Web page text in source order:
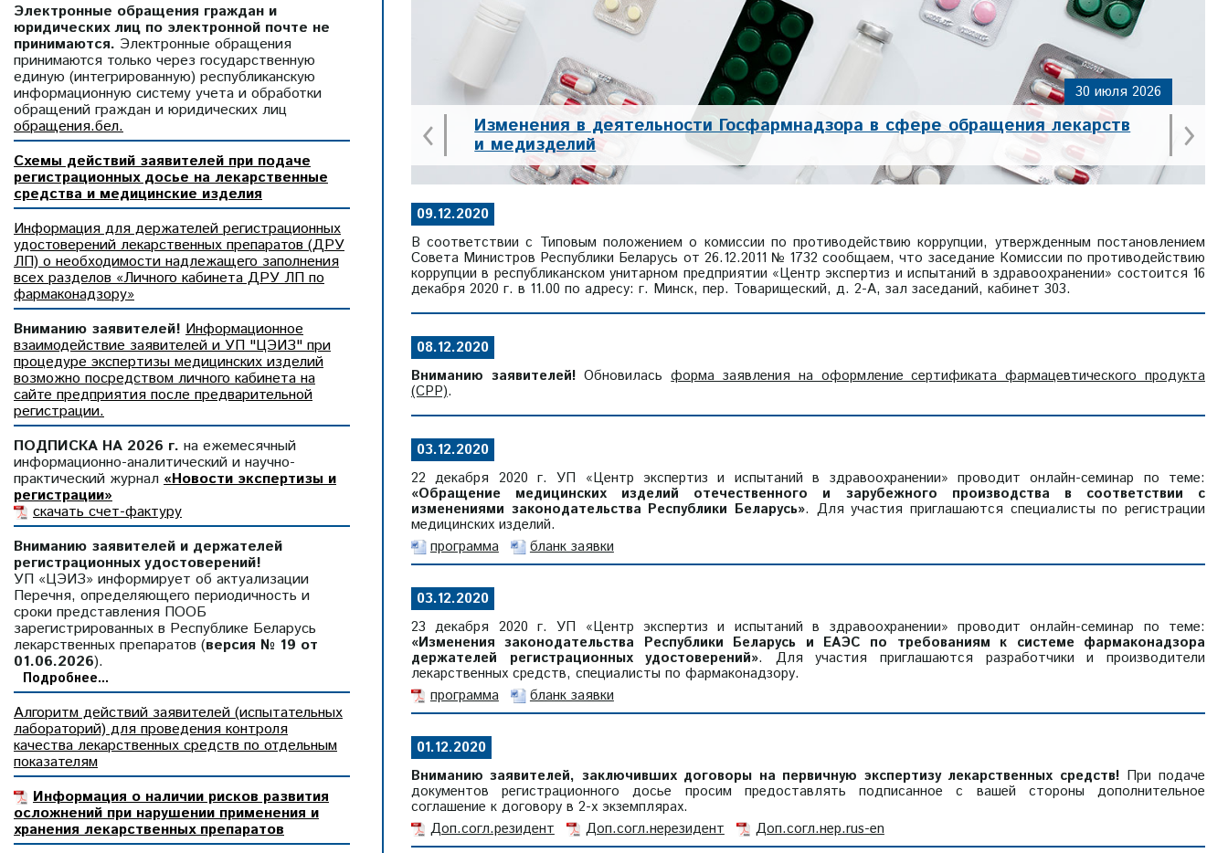
Электронные обращения граждан и
юридических лиц по электронной почте не
принимаются. Электронные обращения
принимаются только через государственную
единую (интегрированную) республиканскую
информационную систему учета и обработки
обращений граждан и юридических лиц
обращения.бел.
Схемы действий заявителей при подаче
регистрационных досье на лекарственные
средства и медицинские изделия
Информация для держателей регистрационных
удостоверений лекарственных препаратов (ДРУ
ЛП) о необходимости надлежащего заполнения
всех разделов «Личного кабинета ДРУ ЛП по
фармаконадзору»
Вниманию заявителей! Информационное
взаимодействие заявителей и УП "ЦЭИЗ" при
процедуре экспертизы медицинских изделий
возможно посредством личного кабинета на
сайте предприятия после предварительной
регистрации.
ПОДПИСКА НА 2026 г. на ежемесячный
информационно-аналитический и научно-
практический журнал «Новости экспертизы и
регистрации»
скачать счет-фактуру
Вниманию заявителей и держателей
регистрационных удостоверений!
УП «ЦЭИЗ» информирует об актуализации
Перечня, определяющего периодичность и
сроки представления ПООБ
зарегистрированных в Республике Беларусь
лекарственных препаратов (версия № 19 от
01.06.2026).
Подробнее...
Алгоритм действий заявителей (испытательных
лабораторий) для проведения контроля
качества лекарственных средств по отдельным
показателям
Информация о наличии рисков развития
осложнений при нарушении применения и
хранения лекарственных препаратов
2 июля 2026
30 июля 2026
‹ Изменения в деятельности Госфармнадзора в сфере обращения лекарств
и медизделий ›
09.12.2020
В соответствии с Типовым положением о комиссии по противодействию коррупции, утвержденным постановлением
Совета Министров Республики Беларусь от 26.12.2011 № 1732 сообщаем, что заседание Комиссии по противодействию
коррупции в республиканском унитарном предприятии «Центр экспертиз и испытаний в здравоохранении» состоится 16
декабря 2020 г. в 11.00 по адресу: г. Минск, пер. Товарищеский, д. 2-А, зал заседаний, кабинет 303.
08.12.2020
Вниманию заявителей! Обновиласьформа заявления на оформление сертификата фармацевтического продукта
(CPP).
03.12.2020
22 декабря 2020 г. УП «Центр экспертиз и испытаний в здравоохранении» проводит онлайн-семинар по теме:
«Обращение медицинских изделий отечественного и зарубежного производства в соответствии с
изменениями законодательства Республики Беларусь». Для участия приглашаются специалисты по регистрации
медицинских изделий.
программа
бланк заявки
03.12.2020
23 декабря 2020 г. УП «Центр экспертиз и испытаний в здравоохранении» проводит онлайн-семинар по теме:
«Изменения законодательства Республики Беларусь и ЕАЭС по требованиям к системе фармаконадзора
держателей регистрационных удостоверений». Для участия приглашаются разработчики и производители
лекарственных средств, специалисты по фармаконадзору.
программа
бланк заявки
01.12.2020
Вниманию заявителей, заключивших договоры на первичную экспертизу лекарственных средств! При подаче
документов регистрационного досье просим предоставлять подписанное с вашей стороны дополнительное
соглашение к договору в 2-х экземплярах.
Доп.согл.резидент
Доп.согл.нерезидент Доп.согл.нер.rus-en